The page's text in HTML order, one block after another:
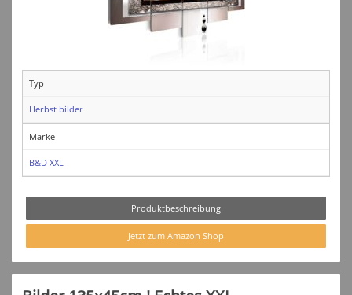
Typ
Herbst bilder
Marke
B&D XXL
Produktbeschreibung
Jetzt zum Amazon Shop